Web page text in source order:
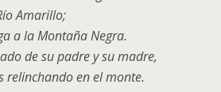
Amarillo;
a la Montaña Negra.
de su padre y su madre,
relinchando en el monte.